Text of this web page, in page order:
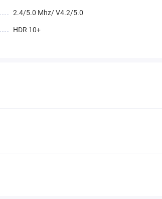
2.4/5.0 Mhz/ V4.2/5.0
HDR 10+